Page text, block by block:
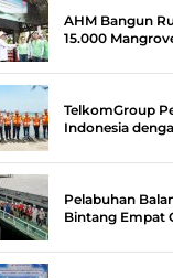
AHM Bangun
15.000
TelkomGroup
Indonesia
Pelabuhan
Bintang Empat